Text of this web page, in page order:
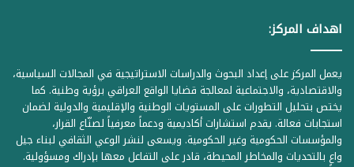
اهداف المركز:
يعمل المركز على إعداد البحوث والدراسات الاستراتيجية في المجالات السياسية،
والاقتصادية، والاجتماعية لمعالجة قضايا الواقع العراقي برؤية وطنية. كما
يختص بتحليل التطورات على المستويات الوطنية والإقليمية والدولية لضمان
استجابات فعالة. يقدم استشارات أكاديمية ودعماً معرفياً لصنّاع القرار،
والمؤسسات الحكومية وغير الحكومية. ويسعى لنشر الوعي الثقافي لبناء جيل
واعٍ بالتحديات والمخاطر المحيطة، قادر على التفاعل معها بإدراك ومسؤولية.